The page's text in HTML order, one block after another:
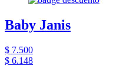
Baby Janis
$ 7.500
$ 6.148